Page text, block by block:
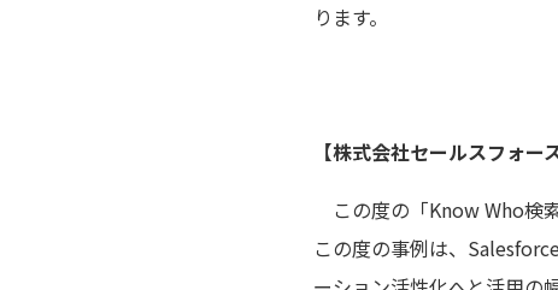
ります。
【株式会社セールスフォ
この度の「Know Who検
この度の事例は、